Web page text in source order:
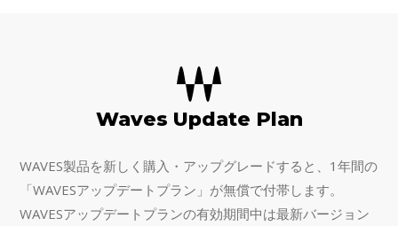
Waves Update Plan
WAVES製品を新しく購入・アップグレードすると、1年間の
「WAVESアップデートプラン」が無償で付帯します。
WAVESアップデートプランの有効期間中は最新バージョン